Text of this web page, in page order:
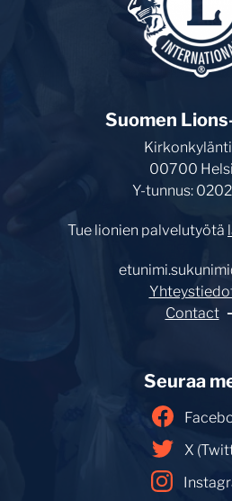
Suomen
00700
Y-tunnus:
Tue lionien palvelutyötä
Contact
Seuraa
X